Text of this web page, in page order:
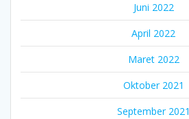
Juni 2022
April 2022
Maret 2022
Oktober 2021
September 2021